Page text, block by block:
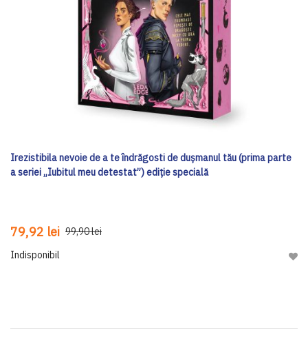
Irezistibila nevoie de a te îndrăgosti de dușmanul tău (prima parte
a seriei „Iubitul meu detestat”) ediţie specială
79,92 lei 99,90 lei
Indisponibil